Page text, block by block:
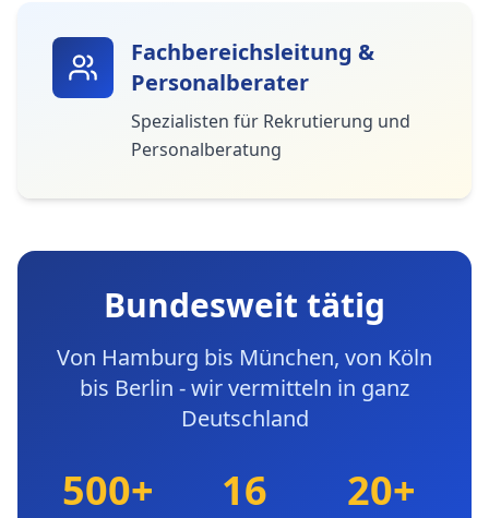
Fachbereichsleitung &
Personalberater
Spezialisten für Rekrutierung und
Personalberatung
Bundesweit tätig
Von Hamburg bis München, von Köln
bis Berlin - wir vermitteln in ganz
Deutschland
500+ 16 20+